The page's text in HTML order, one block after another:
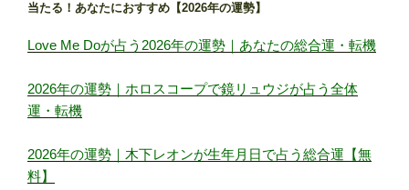
当たる！あなたにおすすめ【2026年の運勢】
Love Me Doが占う2026年の運勢｜あなたの総合運・転機
2026年の運勢｜ホロスコープで鏡リュウジが占う全体
運・転機
2026年の運勢｜木下レオンが生年月日で占う総合運【無
料】